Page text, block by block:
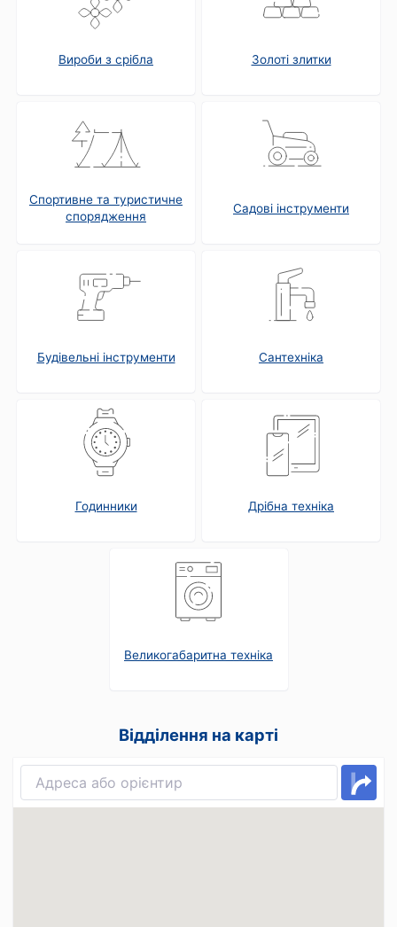
Вироби з срібла Золоті злитки
Спортивне та туристичне
спорядження
Садові інструменти
Будівельні інструменти Сантехніка
Годинники Дрібна техніка
Великогабаритна техніка
Відділення на карті